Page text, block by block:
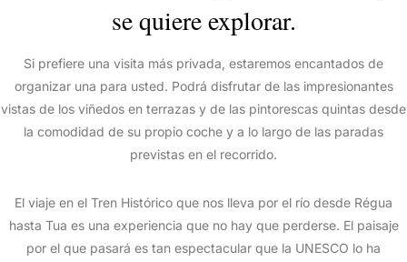
se quiere explorar.
Si prefiere una visita más privada, estaremos encantados de
organizar una para usted. Podrá disfrutar de las impresionantes
vistas de los viñedos en terrazas y de las pintorescas quintas desde
la comodidad de su propio coche y a lo largo de las paradas
previstas en el recorrido.
El viaje en el Tren Histórico que nos lleva por el río desde Régua
hasta Tua es una experiencia que no hay que perderse. El paisaje
por el que pasará es tan espectacular que la UNESCO lo ha